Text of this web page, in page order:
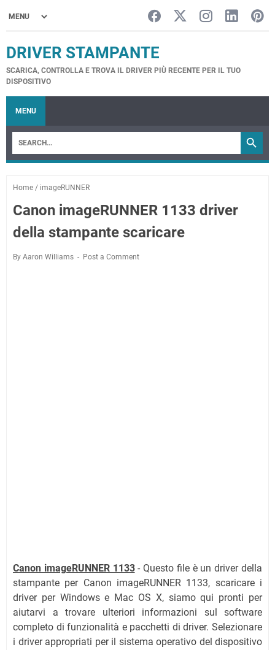
DRIVER STAMPANTE
SCARICA, CONTROLLA E TROVA IL DRIVER PIÙ RECENTE PER IL TUO
DISPOSITIVO
MENU
Home / imageRUNNER
Canon imageRUNNER 1133 driver
della stampante scaricare
By Aaron Williams Post a Comment
Canon imageRUNNER 1133- Questo file è un driver della
stampante per Canon imageRUNNER 1133, scaricare i
driver per Windows e Mac OS X, siamo qui pronti per
aiutarvi a trovare ulteriori informazioni sul software
completo di funzionalità e pacchetti di driver. Selezionare
i driver appropriati per il sistema operativo del dispositivo